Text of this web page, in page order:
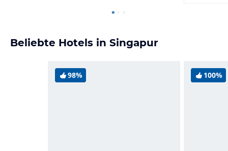
Beliebte Hotels in Singapur
98% 100%